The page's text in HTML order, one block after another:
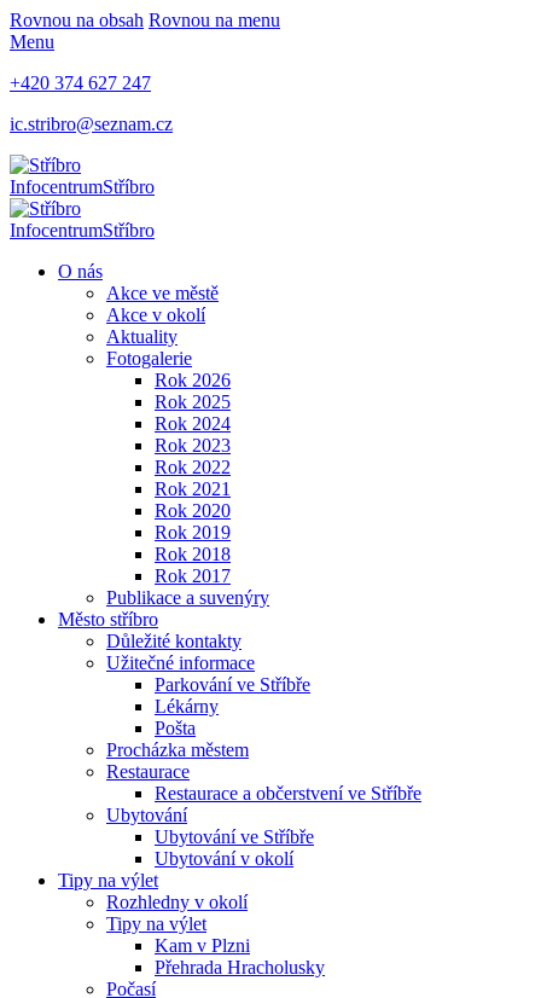
Rovnou na obsah Rovnou na menu
Menu
+420 374 627 247
ic.stribro@seznam.cz
InfocentrumStříbro
InfocentrumStříbro
O nás
Akce ve městě
Akce v okolí
Aktuality
Fotogalerie
Rok 2026
Rok 2025
Rok 2024
Rok 2023
Rok 2022
Rok 2021
Rok 2020
Rok 2019
Rok 2018
Rok 2017
Publikace a suvenýry
Město stříbro
Důležité kontakty
Užitečné informace
Parkování ve Stříbře
Lékárny
Pošta
Procházka městem
Restaurace
Restaurace a občerstvení ve Stříbře
Ubytování
Ubytování ve Stříbře
Ubytování v okolí
Tipy na výlet
Rozhledny v okolí
Tipy na výlet
Kam v Plzni
Přehrada Hracholusky
Počasí